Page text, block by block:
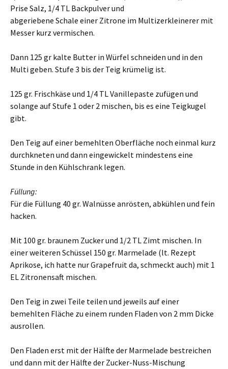
Prise Salz, 1/4 TL Backpulver und
abgeriebene Schale einer Zitrone im Multizerkleinerer mit
Messer kurz vermischen.
Dann 125 gr kalte Butter in Würfel schneiden und in den
Multi geben. Stufe 3 bis der Teig krümelig ist.
125 gr. Frischkäse und 1/4 TL Vanillepaste zufügen und
solange auf Stufe 1 oder 2 mischen, bis es eine Teigkugel
gibt.
Den Teig auf einer bemehlten Oberfläche noch einmal kurz
durchkneten und dann eingewickelt mindestens eine
Stunde in den Kühlschrank legen.
Füllung:
Für die Füllung 40 gr. Walnüsse anrösten, abkühlen und fein
hacken.
Mit 100 gr. braunem Zucker und 1/2 TL Zimt mischen. In
einer weiteren Schüssel 150 gr. Marmelade (lt. Rezept
Aprikose, ich hatte nur Grapefruit da, schmeckt auch) mit 1
EL Zitronensaft mischen.
Den Teig in zwei Teile teilen und jeweils auf einer
bemehlten Fläche zu einem runden Fladen von 2 mm Dicke
ausrollen.
Den Fladen erst mit der Hälfte der Marmelade bestreichen
und dann mit der Hälfte der Zucker-Nuss-Mischung